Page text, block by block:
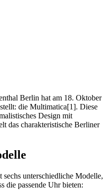
Berlin hat am 18. Oktober
die Multimatica[1]. Diese
Design mit
das charakteristische Berliner
unterschiedliche Modelle,
die passende Uhr bieten: